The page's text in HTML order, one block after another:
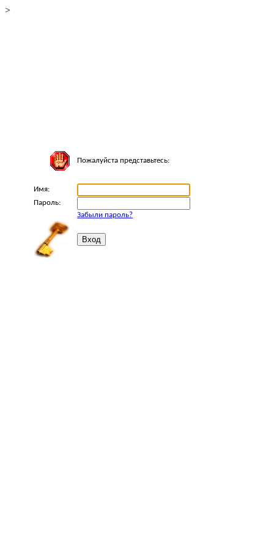
>
Пожалуйста представьтесь:
Имя:
Пароль:
Забыли пароль?